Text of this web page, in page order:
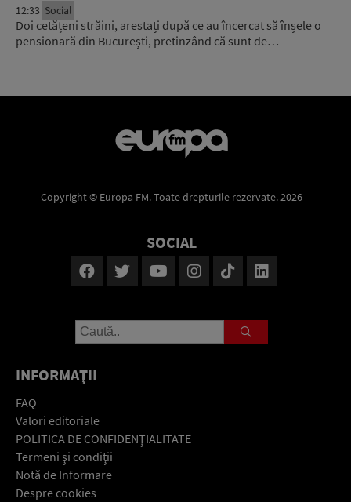
12:33 Social
Doi cetățeni străini, arestați după ce au încercat să înșele o
pensionară din București, pretinzând că sunt de…
Copyright © Europa FM. Toate drepturile rezervate. 2026
SOCIAL
INFORMAŢII
FAQ
Valori editoriale
POLITICA DE CONFIDENŢIALITATE
Termeni şi condiţii
Notă de Informare
Despre cookies